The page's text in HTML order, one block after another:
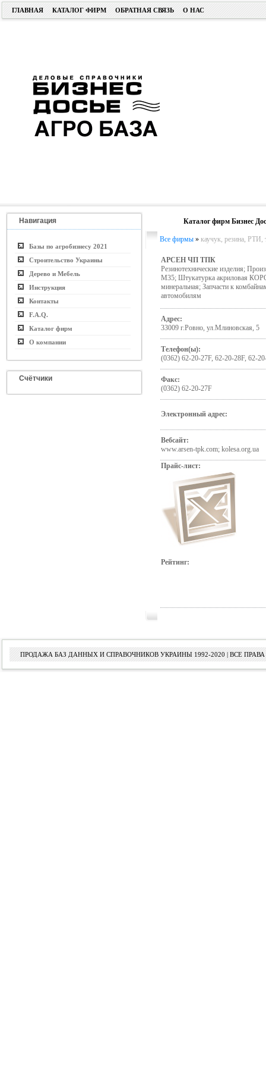
ГЛАВНАЯ КАТАЛОГ ФИРМ ОБРАТНАЯ СВЯЗЬ О НАС
Навигация
Базы по агробизнесу 2021
Строительство Украины
Дерево и Мебель
Инструкция
Контакты
F.A.Q.
Каталог фирм
О компании
Счётчики
Каталог фирм Бизнес
Все фирмы » каучук, резина, РТИ,
АРСЕН ЧП ТПК
Резинотехнические изделия;
М35; Штукатурка акриловая
минеральная; Запчасти к
автомобилям
Адрес:
33009 г.Ровно, ул.Млиновская, 5
Телефон(ы):
(0362) 62-20-27F, 62-20-28F, 62-
Факс:
(0362) 62-20-27F
Электронный адрес:
Вебсайт:
www.arsen-tpk.com; kolesa.org.ua
Прайс-лист:
Рейтинг:
ПРОДАЖА БАЗ ДАННЫХ И СПРАВОЧНИКОВ УКРАИНЫ 1992-2020 | ВСЕ